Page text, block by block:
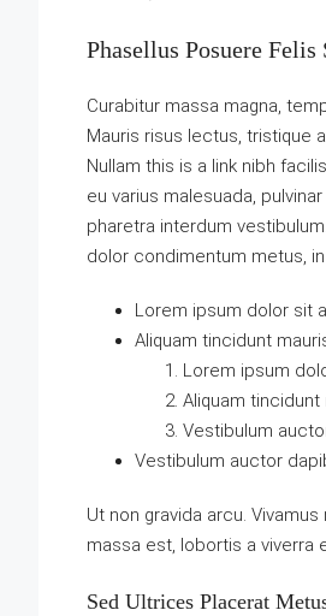
Phasellus Posuere
Curabitur massa magna,
Mauris risus lectus, tristique
Nullam this is a link nibh
eu varius malesuada,
pharetra interdum
dolor condimentum metus,
Lorem ipsum dolor sit
Aliquam tincidunt
Lorem ipsum
Aliquam tincidunt
Vestibulum
Vestibulum auctor
Ut non gravida arcu.
massa est, lobortis a viverra
Sed Ultrices Placerat